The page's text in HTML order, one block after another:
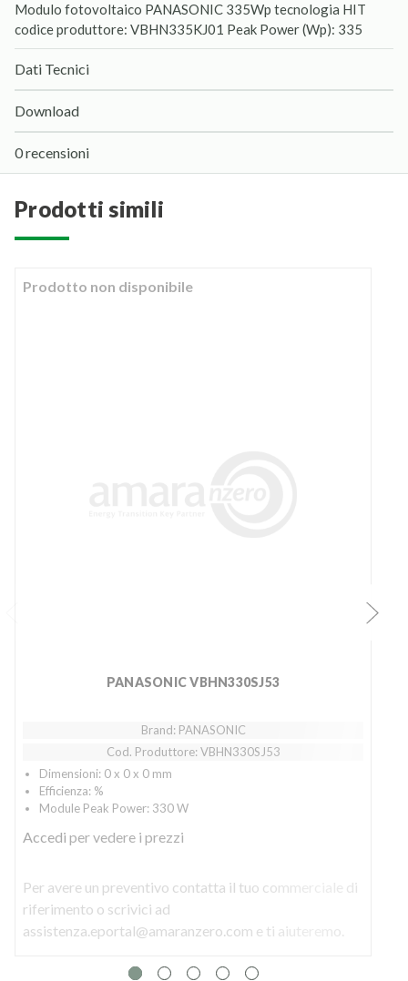
Modulo fotovoltaico PANASONIC 335Wp tecnologia HIT
codice produttore: VBHN335KJ01 Peak Power (Wp): 335
Dati Tecnici
Download
0 recensioni
prodotti simili
Prodotto non disponibile
PANASONIC VBHN330SJ53
Brand: PANASONIC
Cod. Produttore: VBHN330SJ53
Dimensioni: 0 x 0 x 0 mm
Efficienza: %
Module Peak Power: 330 W
Accedi per vedere i prezzi
Per avere un preventivo contatta il tuo commerciale di
riferimento o scrivici ad
assistenza.eportal@amaranzero.com e ti aiuteremo.